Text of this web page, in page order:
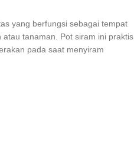
yang berfungsi sebagai tempat
tanaman. Pot siram ini praktis
pada saat menyiram